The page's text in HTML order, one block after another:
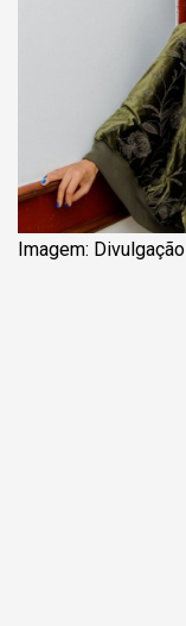
Imagem: Divulgação